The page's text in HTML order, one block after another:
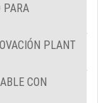
PARA
PLANT
CON